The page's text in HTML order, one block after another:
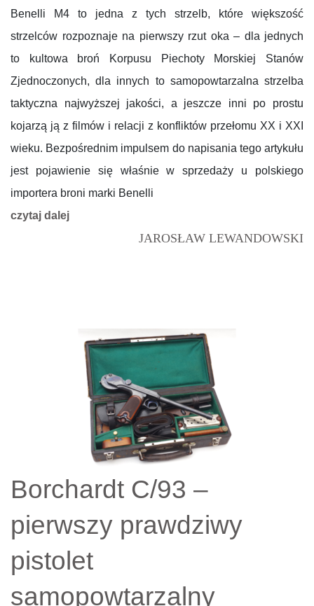
Benelli M4 to jedna z tych strzelb, które większość
strzelców rozpoznaje na pierwszy rzut oka – dla jednych
to kultowa broń Korpusu Piechoty Morskiej Stanów
Zjednoczonych, dla innych to samopowtarzalna strzelba
taktyczna najwyższej jakości, a jeszcze inni po prostu
kojarzą ją z filmów i relacji z konfliktów przełomu XX i XXI
wieku. Bezpośrednim impulsem do napisania tego artykułu
jest pojawienie się właśnie w sprzedaży u polskiego
importera broni marki Benelli
czytaj dalej
JAROSŁAW LEWANDOWSKI
Borchardt C/93 –
pierwszy prawdziwy
pistolet
samopowtarzalny